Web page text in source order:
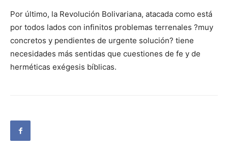
Por último, la Revolución Bolivariana, atacada como está
por todos lados con infinitos problemas terrenales ?muy
concretos y pendientes de urgente solución? tiene
necesidades más sentidas que cuestiones de fe y de
herméticas exégesis bíblicas.